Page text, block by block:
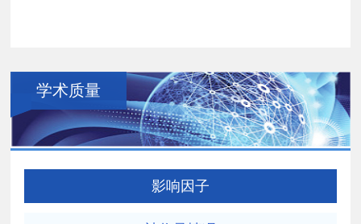
学术质量
影响因子